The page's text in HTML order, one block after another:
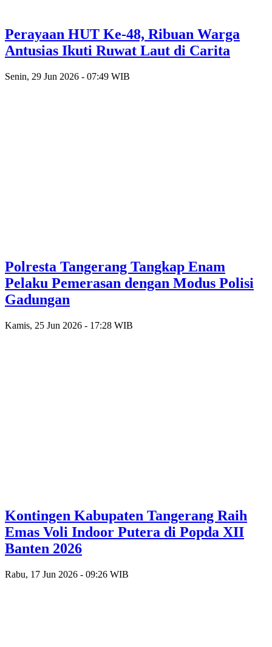
Perayaan HUT Ke-48, Ribuan Warga
Antusias Ikuti Ruwat Laut di Carita
Senin, 29 Jun 2026 - 07:49 WIB
Polresta Tangerang Tangkap Enam
Pelaku Pemerasan dengan Modus Polisi
Gadungan
Kamis, 25 Jun 2026 - 17:28 WIB
Kontingen Kabupaten Tangerang Raih
Emas Voli Indoor Putera di Popda XII
Banten 2026
Rabu, 17 Jun 2026 - 09:26 WIB